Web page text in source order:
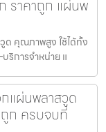
ราคาถูก แผ่นพ
ด คุณภาพสูง ใช้ได้ทั้ง
ริการจำหน่าย แ
แผ่นพลาสวูด
ก ครบจบที่